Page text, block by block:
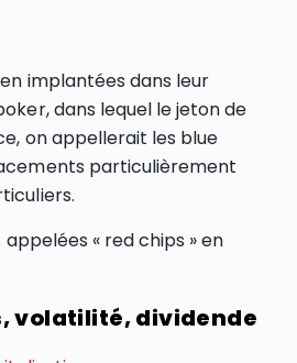
implantées dans leur
dans lequel le jeton de
on appellerait les blue
particulièrement
« red chips » en
volatilité, dividende